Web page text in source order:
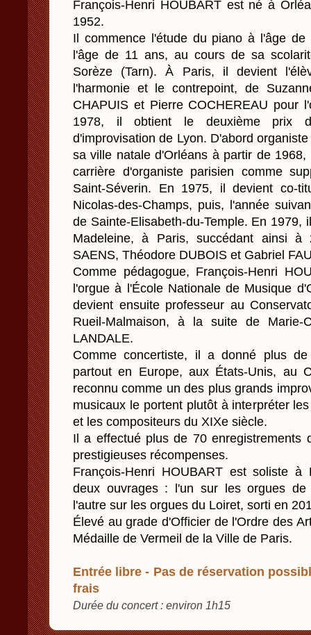
François-Henri HOUBART est né à
1952.
Il commence l'étude du piano à l'âge
l'âge de 11 ans, au cours de sa
Sorèze (Tarn). À Paris, il devient
l'harmonie et le contrepoint, de
CHAPUIS et Pierre COCHEREAU pour
1978, il obtient le deuxième prix
d'improvisation de Lyon. D'abord
sa ville natale d'Orléans à partir de
carrière d'organiste parisien comme
Saint-Séverin. En 1975, il devient co-
Nicolas-des-Champs, puis, l'année
de Sainte-Elisabeth-du-Temple. En 1979,
Madeleine, à Paris, succédant ainsi
SAENS, Théodore DUBOIS et Gabriel
Comme pédagogue, François-Henri
l'orgue à l'École Nationale de Musique
devient ensuite professeur au
Rueil-Malmaison, à la suite de Marie-
LANDALE.
Comme concertiste, il a donné plus
partout en Europe, aux États-Unis, au
reconnu comme un des plus grands
musicaux le portent plutôt à interpréter
et les compositeurs du XIXe siècle.
Il a effectué plus de 70 enregistrements
prestigieuses récompenses.
François-Henri HOUBART est soliste à
deux ouvrages : l'un sur les orgues de
l'autre sur les orgues du Loiret, sorti en
Élevé au grade d'Officier de l'Ordre des
Médaille de Vermeil de la Ville de Paris.
Entrée libre - Pas de réservation
frais
Durée du concert : environ 1h15